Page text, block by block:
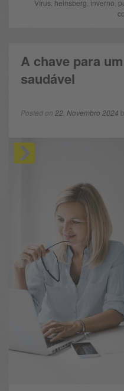
Vírus heinsberg inverno
A chave para
saudável
Posted on 22. Novembro 2024